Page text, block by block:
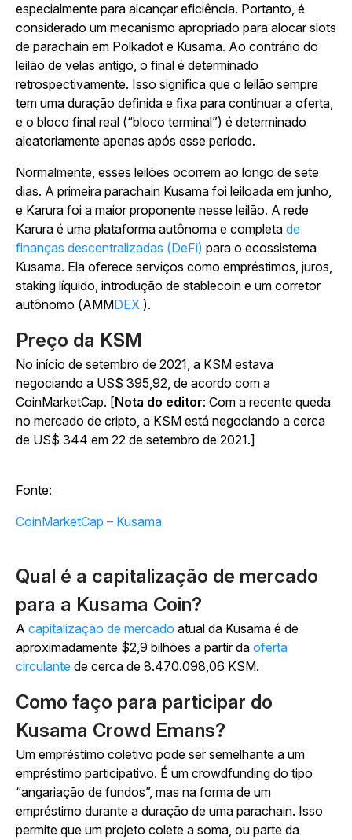
especialmente para alcançar eficiência. Portanto, é
considerado um mecanismo apropriado para alocar slots
de parachain em Polkadot e Kusama. Ao contrário do
leilão de velas antigo, o final é determinado
retrospectivamente. Isso significa que o leilão sempre
tem uma duração definida e fixa para continuar a oferta,
e o bloco final real (“bloco terminal”) é determinado
aleatoriamente apenas após esse período.
Normalmente, esses leilões ocorrem ao longo de sete
dias. A primeira parachain Kusama foi leiloada em junho,
e Karura foi a maior proponente nesse leilão. A rede
Karura é uma plataforma autônoma e completa de
finanças descentralizadas (DeFi) para o ecossistema
Kusama. Ela oferece serviços como empréstimos, juros,
staking líquido, introdução de stablecoin e um corretor
autônomo (AMMDEX ).
Preço da KSM
No início de setembro de 2021, a KSM estava
negociando a US$ 395,92, de acordo com a
CoinMarketCap. [Nota do editor: Com a recente queda
no mercado de cripto, a KSM está negociando a cerca
de US$ 344 em 22 de setembro de 2021.]
Fonte:
CoinMarketCap – Kusama
Qual é a capitalização de mercado
para a Kusama Coin?
A capitalização de mercado atual da Kusama é de
aproximadamente $2,9 bilhões a partir da oferta
circulante de cerca de 8.470.098,06 KSM.
Como faço para participar do
Kusama Crowd Emans?
Um empréstimo coletivo pode ser semelhante a um
empréstimo participativo. É um crowdfunding do tipo
“angariação de fundos”, mas na forma de um
empréstimo durante a duração de uma parachain. Isso
permite que um projeto colete a soma, ou parte da